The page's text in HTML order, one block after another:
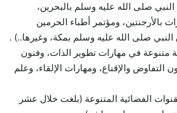
صلى الله عليه وسلم بالبحرين،
بالأرجنتين، ومؤتمر أطباء الحرمين
صلى الله عليه وسلم بمكة، وغيرها..) .
متنوعة في مهارات تطوير الذات، وفنون
التفاوض والإقناع، ومهارات الإلقاء، وعلم
الفضائية المتنوعة (بلغت خلال عشر